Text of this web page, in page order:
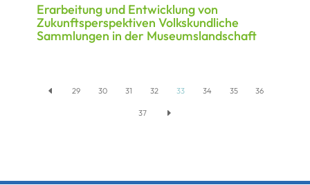
Erarbeitung und Entwicklung von
Zukunftsperspektiven Volkskundliche
Sammlungen in der Museumslandschaft
D 29 30 31 32 33 34 35 36
37 E